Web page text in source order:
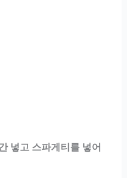
넣고 스파게티를 넣어